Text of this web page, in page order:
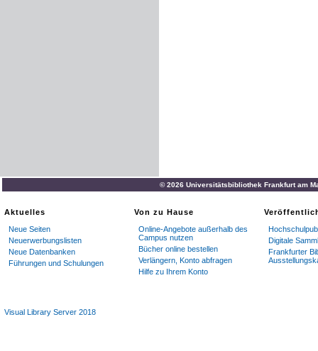
© 2026 Universitätsbibliothek Frankfurt am
Aktuelles
Neue Seiten
Neuerwerbungslisten
Neue Datenbanken
Führungen und Schulungen
Von zu Hause
Online-Angebote außerhalb des
Campus nutzen
Bücher online bestellen
Verlängern, Konto abfragen
Hilfe zu Ihrem Konto
Digitale
Frankfurter
Visual Library Server 2018